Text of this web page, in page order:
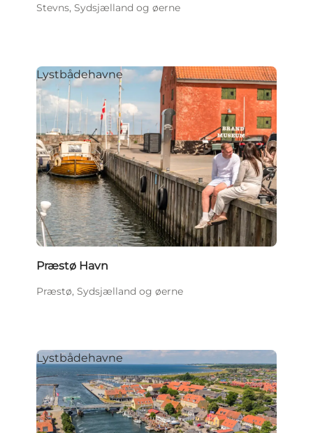
Stevns, Sydsjælland og øerne
Lystbådehavne
Præstø Havn
Præstø, Sydsjælland og øerne
Lystbådehavne